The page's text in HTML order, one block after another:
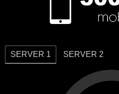
SERVER 1 SERVER 2